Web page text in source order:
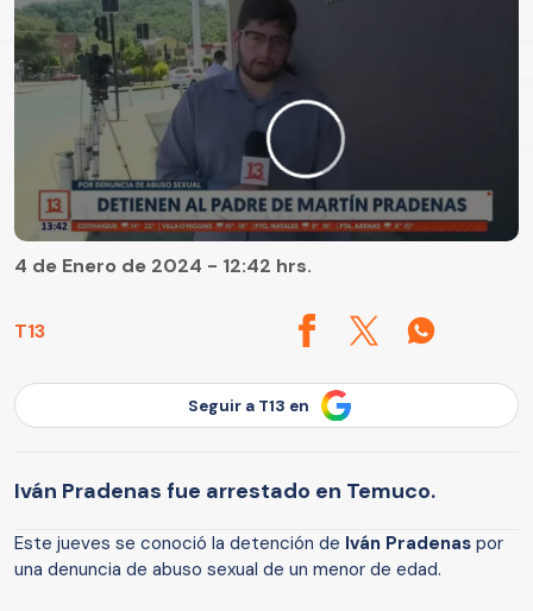
T13
4 de Enero de 2024 - 12:42 hrs.
Seguir a T13 en
Iván Pradenas fue arrestado en Temuco.
Este jueves se conoció la detención de Iván Pradenas por
una denuncia de abuso sexual de un menor de edad.